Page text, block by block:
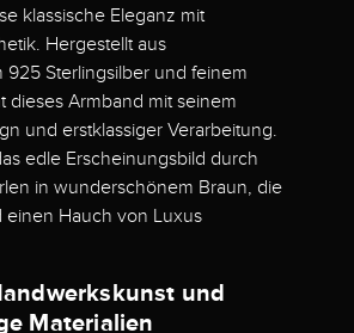
klassische Eleganz mit
Hergestellt aus
925 Sterlingsilber und feinem
dieses Armband mit seinem
und erstklassiger Verarbeitung.
edle Erscheinungsbild durch
in wunderschönem Braun, die
einen Hauch von Luxus
und
Materialien